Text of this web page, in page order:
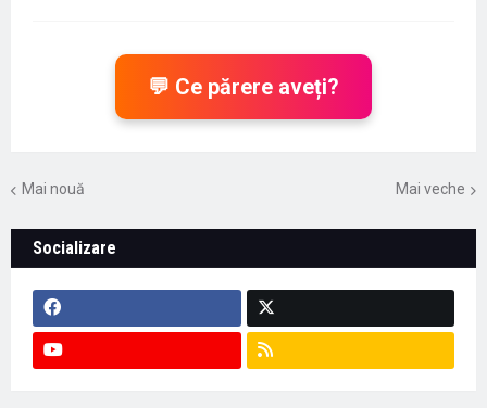
💬 Ce părere aveți?
Mai nouă Mai veche
Socializare